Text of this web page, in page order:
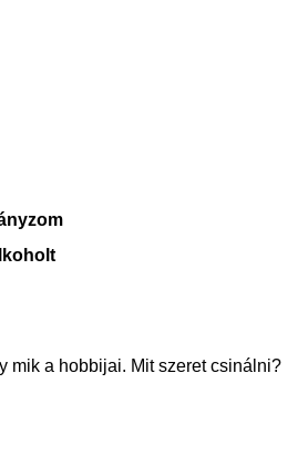
mik a hobbijai. Mit szeret csinálni?